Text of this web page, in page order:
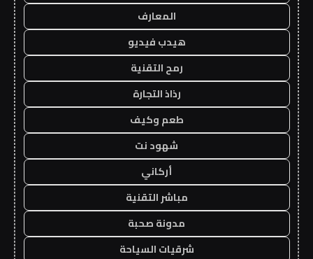
المعارف
هيدب فيديو
رمح التقنية
رذاذ التجارة
طعم وكيف
شهود نت
أركاني
مباشر التقنية
مدونة صحبة
شرقيات السياحة